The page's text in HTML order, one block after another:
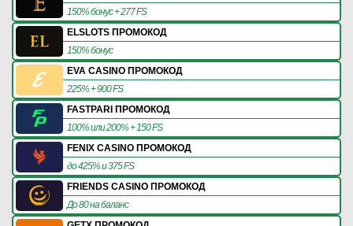
150% бонус + 277 FS
ELSLOTS ПРОМОКОД
150% бонус
EVA CASINO ПРОМОКОД
225% + 900 FS
FASTPARI ПРОМОКОД
100% или 200% + 150 FS
FENIX CASINO ПРОМОКОД
до 425% и 375 FS
FRIENDS CASINO ПРОМОКОД
До 80 на баланс